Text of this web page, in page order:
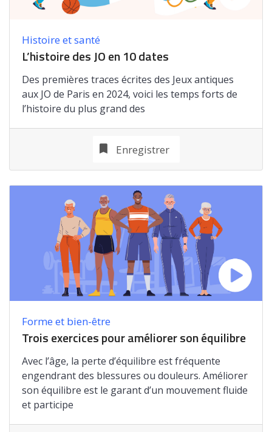
Histoire et santé
L’histoire des JO en 10 dates
Des premières traces écrites des Jeux antiques
aux JO de Paris en 2024, voici les temps forts de
l’histoire du plus grand des
Enregistrer
Forme et bien-être
Trois exercices pour améliorer son équilibre
Avec l’âge, la perte d’équilibre est fréquente
engendrant des blessures ou douleurs. Améliorer
son équilibre est le garant d’un mouvement fluide
et participe